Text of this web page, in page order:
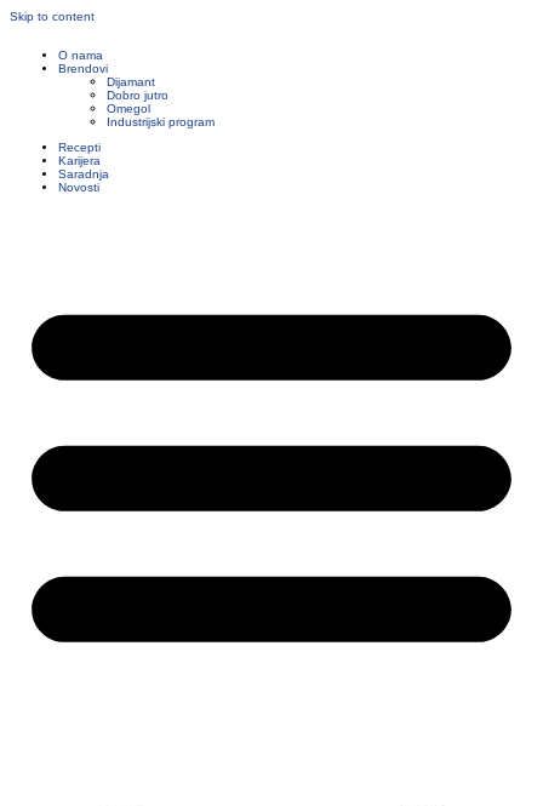
Skip to content
O nama
Brendovi
Dijamant
Dobro jutro
Omegol
Industrijski program
Recepti
Karijera
Saradnja
Novosti